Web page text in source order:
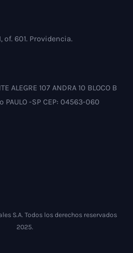
of. 601. Providencia.
ALEGRE 107 ANDRA 10 BLOCO B
PAULO -SP CEP: 04563-060
S.A. Todos los derechos reservados
2025.